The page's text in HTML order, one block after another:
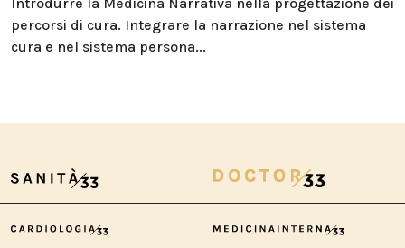
percorsi di cura. Integrare la narrazione nel sistema
cura e nel sistema persona...